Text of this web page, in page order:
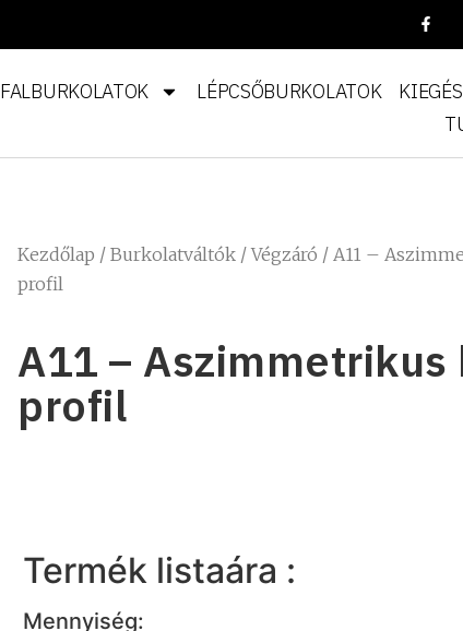
FALBURKOLATOK LÉPCSŐBURKOLATOK
Kezdőlap / Burkolatváltók /Végzáró / A11 –
profil
A11 – Aszimmetrikus
profil
Termék listaára :
Mennyiség: